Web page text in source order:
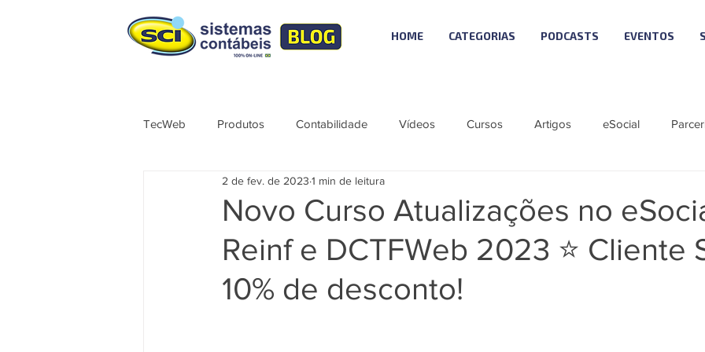
HOME CATEGORIAS PODCASTS EVENTOS
TecWeb Produtos Contabilidade Vídeos Cursos Artigos eSocial
Cursos ÚNICO Notícias
Tributação Série eSocial_Cleide Podcast - SCI NEWS Série SST eSocial
Novo Curso Atualizações no
Reinf e DCTFWeb 2023 ⭐ Cliente
10% de desconto!
2 de fev. de 2023 1 min de leitura